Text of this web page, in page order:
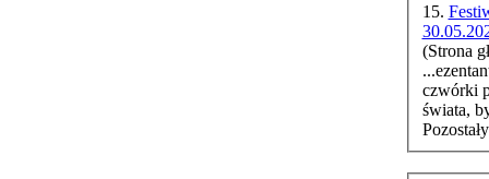
15.
(Strona
czwórki
świata,